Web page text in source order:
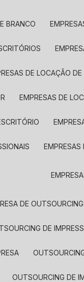
BRANCO
DE LOCAÇÃO
EMPRESAS DE
DE
DE
OUTSOURCING DE